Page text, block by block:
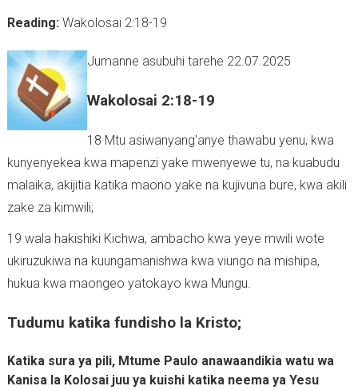
h
s
i
Reading: Wakolosai 2:18-19
Jumanne asubuhi tarehe 22.07.2025
Wakolosai 2:18-19
18 Mtu asiwanyang'anye thawabu yenu, kwa
kunyenyekea kwa mapenzi yake mwenyewe tu, na kuabudu
malaika, akijitia katika maono yake na kujivuna bure, kwa akili
zake za kimwili;
19 wala hakishiki Kichwa, ambacho kwa yeye mwili wote
ukiruzukiwa na kuungamanishwa kwa viungo na mishipa,
hukua kwa maongeo yatokayo kwa Mungu.
Tudumu katika fundisho la Kristo;
Katika sura ya pili, Mtume Paulo anawaandikia watu wa
Kanisa la Kolosai juu ya kuishi katika neema ya Yesu